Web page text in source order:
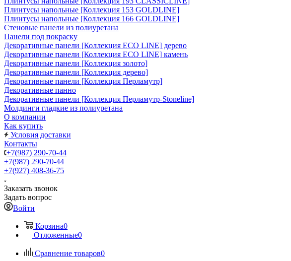
Плинтусы напольные [Коллекция 153 GOLDLINE]
Плинтусы напольные [Коллекция 166 GOLDLINE]
Стеновые панели из полиуретана
Панели под покраску
Декоративные панели [Коллекция ECO LINE] дерево
Декоративные панели [Коллекция ECO LINE] камень
Декоративные панели [Коллекция золото]
Декоративные панели [Коллекция дерево]
Декоративные панели [Коллекция Перламутр]
Декоративные панно
Декоративные панели [Коллекция Перламутр-Stoneline]
Молдинги гладкие из полиуретана
О компании
Как купить
Условия доставки
Контакты
+7(987) 290-70-44
+7(987) 290-70-44
+7(927) 408-36-75
Заказать звонок
Задать вопрос
Войти
Корзина0
Отложенные0
Сравнение товаров0